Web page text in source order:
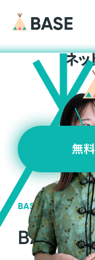
ネッ
無
BASEの強み
BASEが